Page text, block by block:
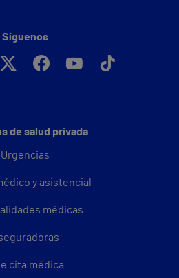
de salud privada
Urgencias
y asistencial
médicas
cita médica
Síguenos